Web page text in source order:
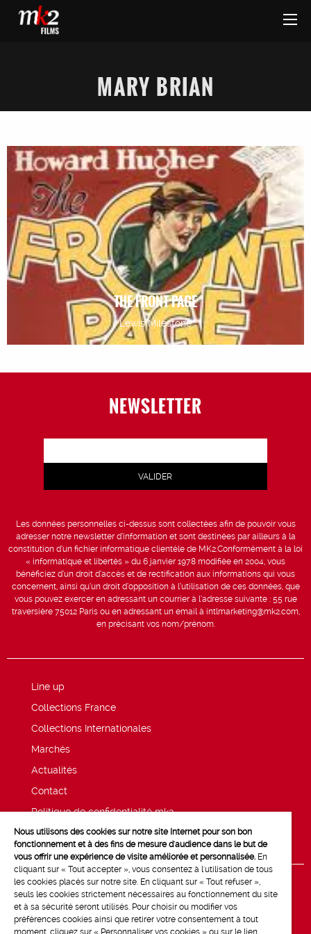
MARY BRIAN
THE FRONT PAGE
Lewis Milestone
NEWSLETTER
Les données personnelles ci-dessus sont collectées afin de pouvoir vous
adresser notre newsletter d’information et sont destinées par ailleurs à la
constitution d’un fichier informatique clientèle de MK2.Conformément à la loi
« informatique et libertés » du 6 janvier 1978 modifiée en 2004, vous
bénéficiez d’un droit d’accès et de rectification aux informations qui vous
concernent, ainsi qu’un droit d’opposition à l’utilisation de ces données, que
vous pouvez exercer en adressant un courrier à l’adresse suivante : 55 rue
traversière 75012 Paris ou en adressant un email à intlmarketing@mk2.com,
en précisant vos nom/prénom.
Line up
Collections France
Collections Internationales
Marchés
Actualités
Contact
Politique de confidentialité mk2
Mentions légales
Nous utilisons des cookies sur notre site Internet pour son bon
fonctionnement et à des fins de mesure d'audience dans le but de
vous offrir une expérience de visite améliorée et personnalisée. En
cliquant sur « Tout accepter », vous consentez à l'utilisation de tous
les cookies placés sur notre site. En cliquant sur « Tout refuser »,
seuls les cookies strictement nécessaires au fonctionnement du site
et à sa sécurité seront utilisés. Pour choisir ou modifier vos
préférences cookies ainsi que retirer votre consentement à tout
moment, cliquez sur « Personnaliser vos cookies » ou sur le lien